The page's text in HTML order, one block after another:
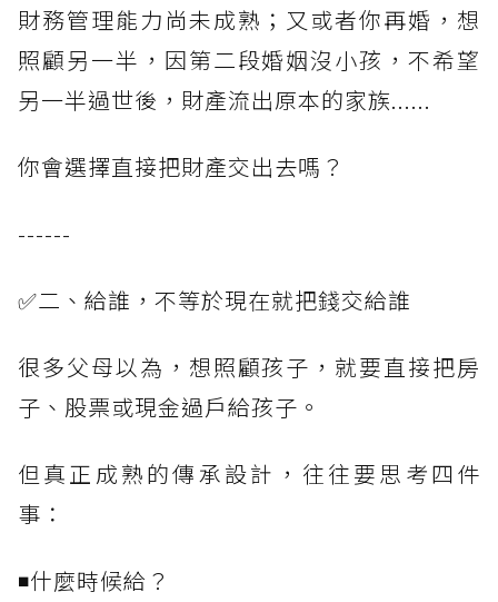
財務管理能力尚未成熟；又或者你再婚，想
照顧另一半，因第二段婚姻沒小孩，不希望
另一半過世後，財產流出原本的家族......
你會選擇直接把財產交出去嗎？
------
✅二、給誰，不等於現在就把錢交給誰
很多父母以為，想照顧孩子，就要直接把房
子、股票或現金過戶給孩子。
但真正成熟的傳承設計，往往要思考四件
事：
◾什麼時候給？